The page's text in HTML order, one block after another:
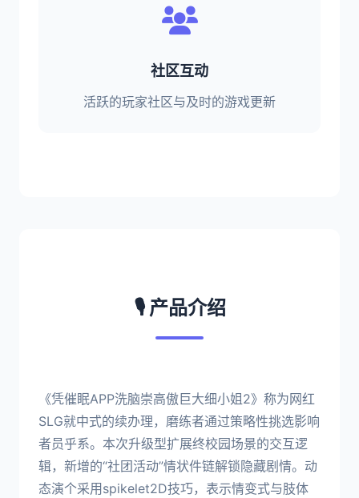
社区互动
活跃的玩家社区与及时的游戏更新
🎙️ 产品介绍
《凭催眠APP洗脑崇高傲巨大细小姐2》称为网红
SLG就中式的续办理，磨练者通过策略性挑选影响
者员乎系。本次升级型扩展终校园场景的交互逻
辑，新增的“社团活动”情状件链解锁隐藏剧情。动
态演个采用spikelet2D技巧，表示情变式与肢体